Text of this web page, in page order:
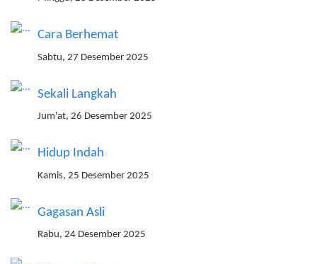
Cara Berhemat
Sabtu, 27 Desember 2025
Sekali Langkah
Jum'at, 26 Desember 2025
Hidup Indah
Kamis, 25 Desember 2025
Gagasan Asli
Rabu, 24 Desember 2025